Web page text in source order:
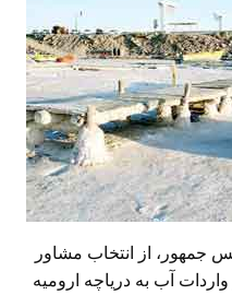
جمهور، از انتخاب مشاور
آب به درياچه اروميه